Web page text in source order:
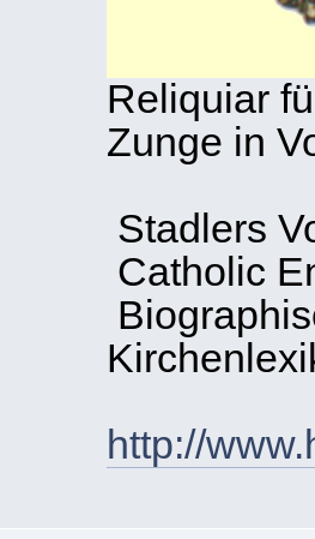
Reliquiar
Zunge in
Stadlers
Catholic
http://